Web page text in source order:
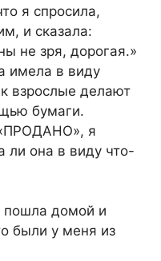
я спросила,
и сказала:
не зря, дорогая.»
имела в виду
взрослые делают
бумаги.
я
ли она в виду что-
пошла домой и
были у меня из